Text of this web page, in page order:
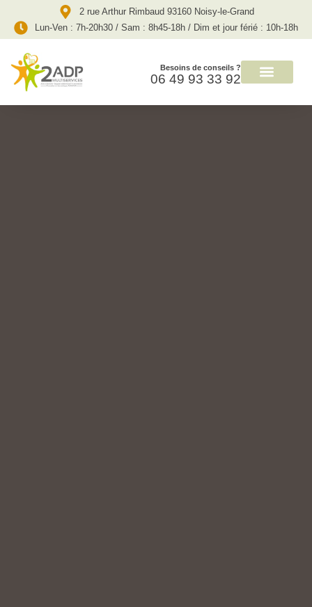
2 rue Arthur Rimbaud 93160 Noisy-le-Grand
Lun-Ven : 7h-20h30 / Sam : 8h45-18h / Dim et jour férié : 10h-18h
Besoins de conseils ?
06 49 93 33 92